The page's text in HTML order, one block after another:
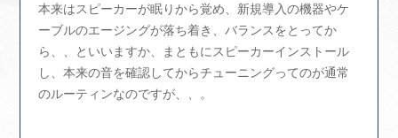
本来はスピーカーが眠りから覚め、新規導入の機器やケ
ーブルのエージングが落ち着き、バランスをとってか
ら、、といいますか、まともにスピーカーインストール
し、本来の音を確認してからチューニングってのが通常
のルーティンなのですが、、。